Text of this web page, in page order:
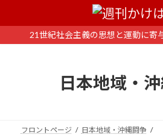
ン
ー
21世紀社会主義の思想と運動に寄
日本地域・
フロントページ
日本地域・沖縄闘争